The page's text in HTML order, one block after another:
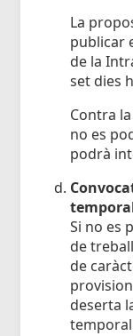
La
publicar
de la
set dies
Contra
no es
podrà
Si no es
de
de
deserta